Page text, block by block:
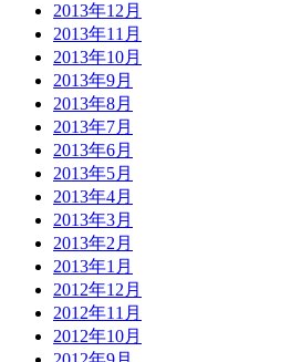
2013年12月
2013年11月
2013年10月
2013年9月
2013年8月
2013年7月
2013年6月
2013年5月
2013年4月
2013年3月
2013年2月
2013年1月
2012年12月
2012年11月
2012年10月